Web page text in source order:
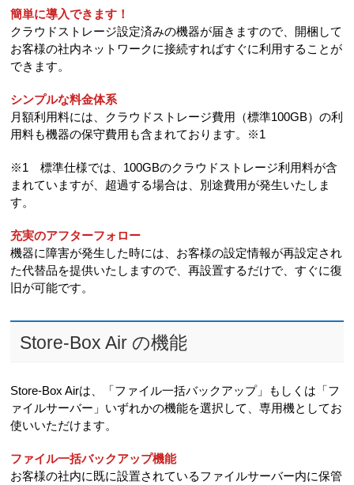
簡単に導入できます！
クラウドストレージ設定済みの機器が届きますので、開梱して
お客様の社内ネットワークに接続すればすぐに利用することが
できます。
シンプルな料金体系
月額利用料には、クラウドストレージ費用（標準100GB）の利
用料も機器の保守費用も含まれております。※1
※1 標準仕様では、100GBのクラウドストレージ利用料が含
まれていますが、超過する場合は、別途費用が発生いたしま
す。
充実のアフターフォロー
機器に障害が発生した時には、お客様の設定情報が再設定され
た代替品を提供いたしますので、再設置するだけで、すぐに復
旧が可能です。
Store-Box Air の機能
Store-Box Airは、「ファイル一括バックアップ」もしくは「フ
ァイルサーバー」いずれかの機能を選択して、専用機としてお
使いいただけます。
ファイル一括バックアップ機能
お客様の社内に既に設置されているファイルサーバー内に保管